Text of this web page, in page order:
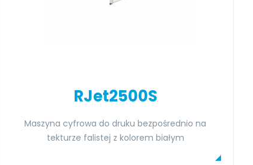
RJet2500S
Maszyna cyfrowa do druku bezpośrednio na
tekturze falistej z kolorem białym